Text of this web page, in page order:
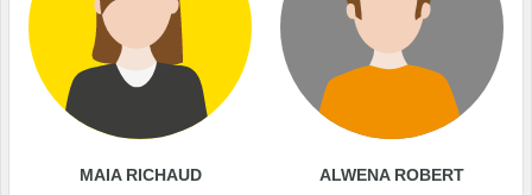
MAIA RICHAUD ALWENA ROBERT